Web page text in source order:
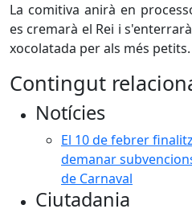
La comitiva anirà en
es cremarà el Rei i
xocolatada per als més petits.
Contingut
Notícies
El 10 de febrer
demanar
de Carnaval
Ciutadania